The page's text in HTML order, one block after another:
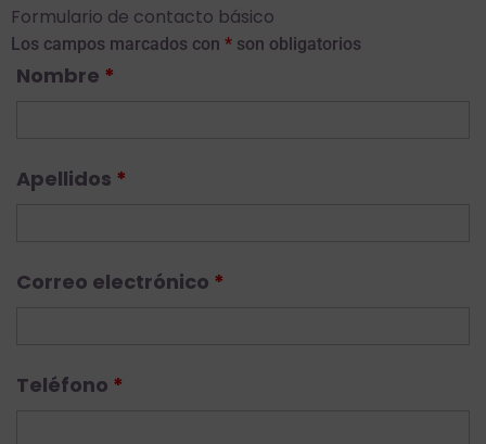
Formulario de contacto básico
Los campos marcados con * son obligatorios
Nombre *
Apellidos *
Correo electrónico *
Teléfono *